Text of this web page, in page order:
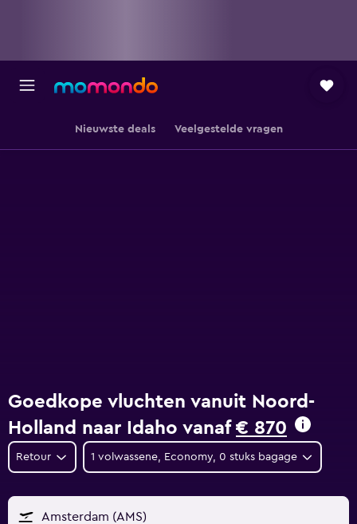
Nieuwste deals Veelgestelde vragen
Goedkope vluchten vanuit Noord-
Holland naar Idaho vanaf € 870
Retour 1 volwassene, Economy, 0 stuks bagage
Amsterdam (AMS)